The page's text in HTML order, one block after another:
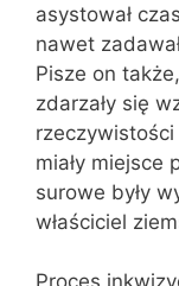
asystował
nawet
Pisze on
zdarzały się
miały miejsce
surowe były
właściciel
Proces